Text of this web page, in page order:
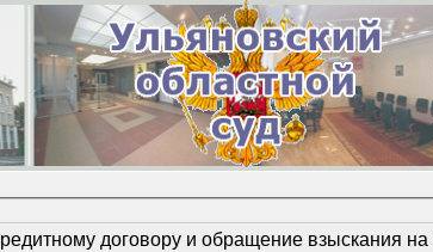
договору и обращение взыскания